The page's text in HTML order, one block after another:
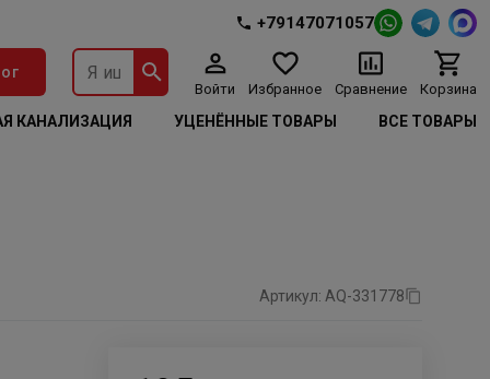
+79147071057
Войти Избранное Сравнение Корзина
КАНАЛИЗАЦИЯ УЦЕНЁННЫЕ ТОВАРЫ ВСЕ ТОВАРЫ
Артикул: AQ-331778